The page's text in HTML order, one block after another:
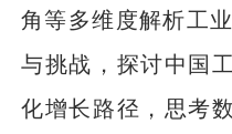
角等多维度解析工
与挑战，探讨中国
化增长路径，思考